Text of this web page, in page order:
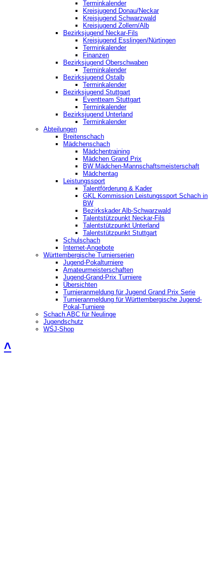
Terminkalender
Kreisjugend Donau/Neckar
Kreisjugend Schwarzwald
Kreisjugend Zollern/Alb
Bezirksjugend Neckar-Fils
Kreisjugend ‎Esslingen/Nürtingen
Terminkalender
Finanzen
Bezirksjugend Oberschwaben
Terminkalender
Bezirksjugend Ostalb
Terminkalender
Bezirksjugend Stuttgart
‎Eventteam Stuttgart
Terminkalender
Bezirksjugend Unterland
Terminkalender
Abteilungen
Breitenschach
Mädchenschach
Mädchentraining
Mädchen Grand Prix
BW Mädchen-Mannschaftsmeisterschaft
Mädchentag
Leistungssport
Talentförderung & Kader
GKL Kommission Leistungssport Schach in
BW
Bezirkskader Alb-Schwarzwald
Talentstützpunkt Neckar-Fils
Talentstützpunkt Unterland
Talentstützpunkt Stuttgart
Schulschach
Internet-Angebote
Württembergische Turnierserien
Jugend-Pokalturniere
Amateurmeisterschaften
Jugend-Grand-Prix Turniere
Übersichten
Turnieranmeldung für Jugend Grand Prix Serie
Turnieranmeldung für Württembergische Jugend-
Pokal-Turniere
Schach ABC für Neulinge
Jugendschutz
WSJ-Shop
˄